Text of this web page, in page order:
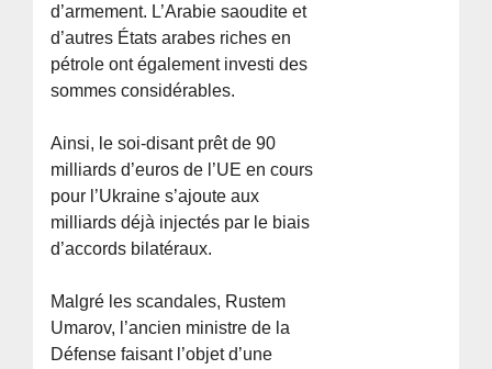
d’armement. L’Arabie saoudite et
d’autres États arabes riches en
pétrole ont également investi des
sommes considérables.
Ainsi, le soi-disant prêt de 90
milliards d’euros de l’UE en cours
pour l’Ukraine s’ajoute aux
milliards déjà injectés par le biais
d’accords bilatéraux.
Malgré les scandales, Rustem
Umarov, l’ancien ministre de la
Défense faisant l’objet d’une